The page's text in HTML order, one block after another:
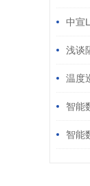
能力和
中宣
解决方
浅谈
温度
智能
智能